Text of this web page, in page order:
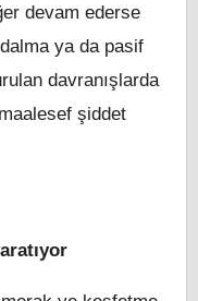
devam ederse
ya da pasif
davranışlarda
şiddet